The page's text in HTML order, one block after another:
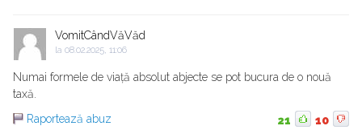
VomitCândVăVăd
la 08.02.2025, 11:06
Numai formele de viață absolut abjecte se pot bucura de o nouă
taxă.
Raportează abuz
21 10